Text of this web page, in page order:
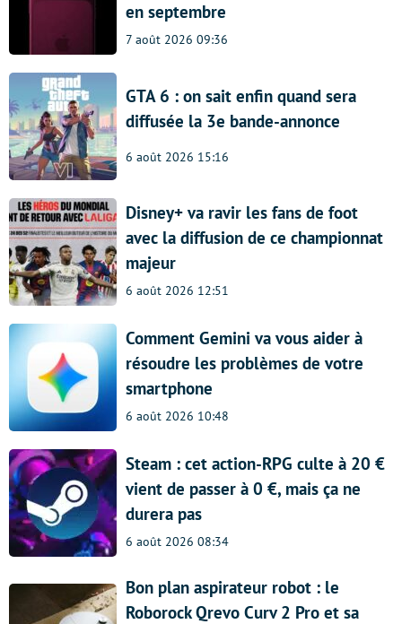
en septembre
7 août 2026 09:36
GTA 6 : on sait enfin quand sera
diffusée la 3e bande-annonce
6 août 2026 15:16
Disney+ va ravir les fans de foot
avec la diffusion de ce championnat
majeur
6 août 2026 12:51
Comment Gemini va vous aider à
résoudre les problèmes de votre
smartphone
6 août 2026 10:48
Steam : cet action-RPG culte à 20 €
vient de passer à 0 €, mais ça ne
durera pas
6 août 2026 08:34
Bon plan aspirateur robot : le
Roborock Qrevo Curv 2 Pro et sa